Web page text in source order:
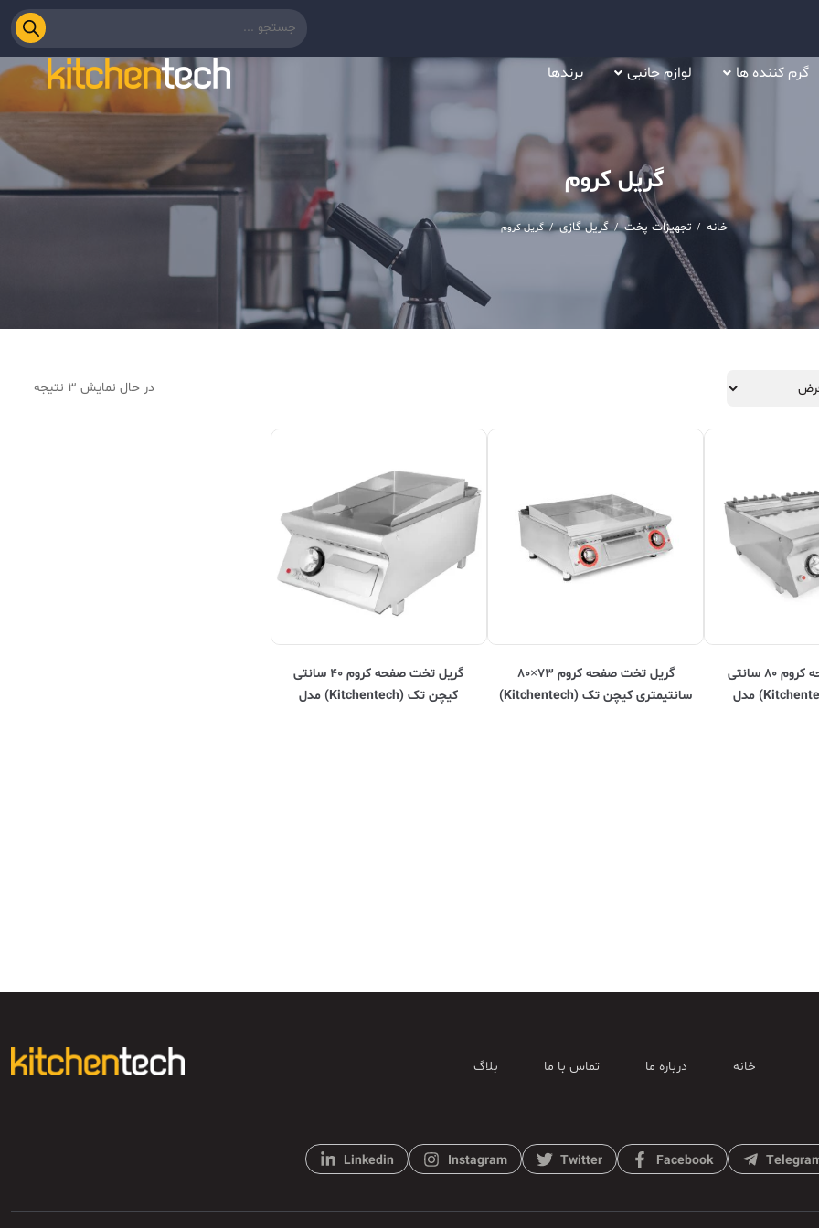
گرم کننده ها لوازم جانبی برندها
گریل کروم
خانه / تجهیزات پخت / گریل گازی / گریل کروم
در حال نمایش 3 نتیجه
گریل تخت صفحه کروم ۸۰ سانتی
کیچن تک (Kitchentech) مدل
گریل تخت صفحه کروم ۷۳×۸۰
سانتیمتری کیچن تک (Kitchentech)
گریل تخت صفحه کروم ۴۰ سانتی
کیچن تک (Kitchentech) مدل
خانه درباره ما تماس با ما بلاگ
Linkedin Instagram Twitter Facebook